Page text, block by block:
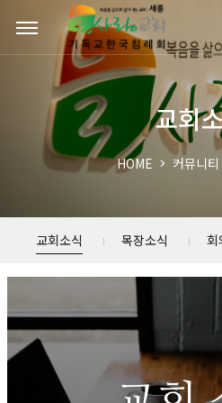
교회
HOME 커뮤니티
교회소식 목장소식 회